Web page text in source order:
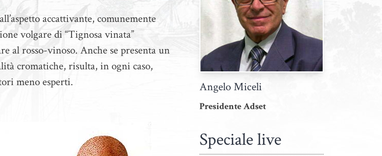
accattivante, comunemente
volgare di “Tignosa vinata”
al rosso-vinoso. Anche se presenta un
cromatiche, risulta, in ogni caso,
meno esperti.
Angelo Miceli
Presidente Adset
Speciale live